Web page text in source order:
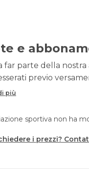
e
far parte della nostra
previo
più
sportiva non ha
i prezzi?